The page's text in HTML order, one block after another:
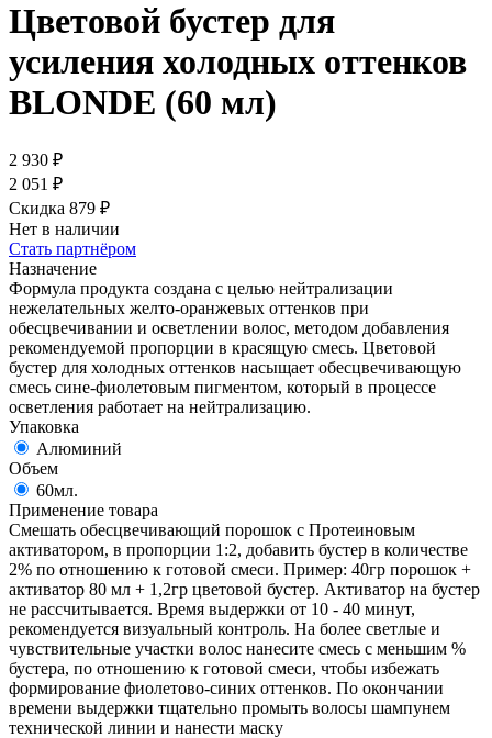
Цветовой бустер для
усиления холодных оттенков
BLONDE (60 мл)
2 930 ₽
2 051 ₽
Скидка 879 ₽
Нет в наличии
Стать партнёром
Назначение
Формула продукта создана с целью нейтрализации
нежелательных желто-оранжевых оттенков при
обесцвечивании и осветлении волос, методом добавления
рекомендуемой пропорции в красящую смесь. Цветовой
бустер для холодных оттенков насыщает обесцвечивающую
смесь сине-фиолетовым пигментом, который в процессе
осветления работает на нейтрализацию.
Упаковка
Алюминий
Объем
60мл.
Применение товара
Смешать обесцвечивающий порошок с Протеиновым
активатором, в пропорции 1:2, добавить бустер в количестве
2% по отношению к готовой смеси. Пример: 40гр порошок +
активатор 80 мл + 1,2гр цветовой бустер. Активатор на бустер
не рассчитывается. Время выдержки от 10 - 40 минут,
рекомендуется визуальный контроль. На более светлые и
чувствительные участки волос нанесите смесь с меньшим %
бустера, по отношению к готовой смеси, чтобы избежать
формирование фиолетово-синих оттенков. По окончании
времени выдержки тщательно промыть волосы шампунем
технической линии и нанести маску